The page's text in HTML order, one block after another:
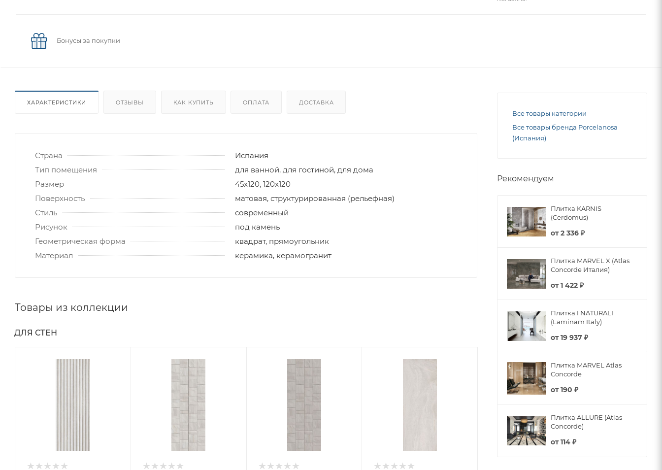
Бонусы за покупки
ХАРАКТЕРИСТИКИ ОТЗЫВЫ КАК КУПИТЬ ОПЛАТА ДОСТАВКА
Страна
Испания
Тип помещения
для ванной, для гостиной, для дома
Размер
45x120, 120x120
Поверхность
матовая, структурированная (рельефная)
Стиль
современный
Рисунок
под камень
Геометрическая форма
квадрат, прямоугольник
Материал
керамика, керамогранит
Товары из коллекции
ДЛЯ СТЕН
Все товары категории
Все товары бренда Porcelanosa
(Испания)
Рекомендуем
Плитка KARNIS
(Cerdomus)
от2 336 ₽
Плитка MARVEL X (Atlas
Concorde Италия)
от1 422 ₽
Плитка I NATURALI
(Laminam Italy)
от19 937 ₽
Плитка MARVEL Atlas
Concorde
от190 ₽
Плитка ALLURE (Atlas
Concorde)
от114 ₽